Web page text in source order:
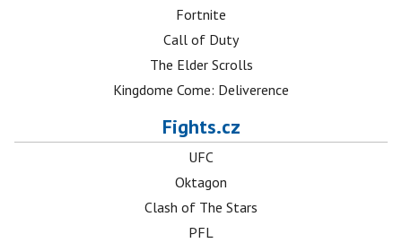
Fortnite
Call of Duty
The Elder Scrolls
Kingdome Come: Deliverence
Fights.cz
UFC
Oktagon
Clash of The Stars
PFL